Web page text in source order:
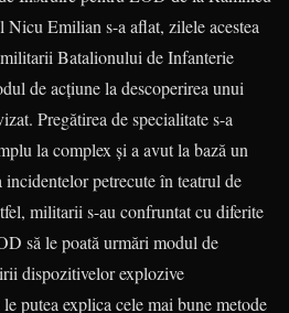
Nicu Emilian s-a aflat, zilele acestea
Batalionului de Infanterie
de acţiune la descoperirea unui
Pregătirea de specialitate s-a
la complex şi a avut la bază un
petrecute în teatrul de
militarii s-au confruntat cu diferite
să le poată urmări modul de
dispozitivelor explozive
putea explica cele mai bune metode